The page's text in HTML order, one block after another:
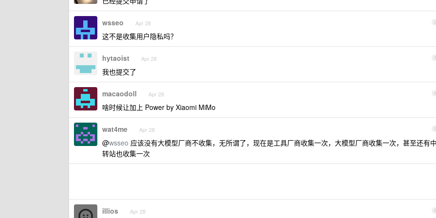
2
wsseo Apr 28
这不是收集用户隐私吗？
3
hytaoist Apr 28
我也提交了
4
macaodoll Apr 28
啥时候让加上 Power by Xiaomi MiMo
5
wat4me Apr 28
@wsseo 应该没有大模型厂商不收集，无所谓了，现在是工具厂商收集一次，大模型厂商收集一次，甚至还有中
转站也收集一次
6
illios Apr 28